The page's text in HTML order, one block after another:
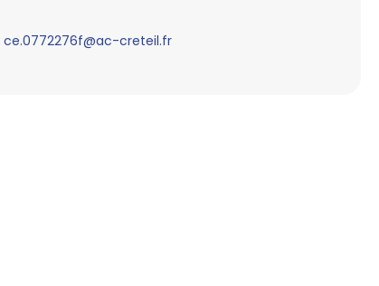
ce.0772276f@ac-creteil.fr